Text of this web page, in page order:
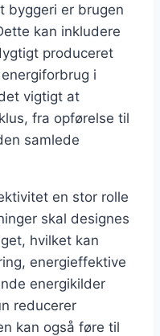
byggeri er brugen
kan inkludere
produceret
i
vigtigt at
fra opførelse til
samlede
en stor rolle
skal designes
hvilket kan
energieffektive
energikilder
reducerer
kan også føre til